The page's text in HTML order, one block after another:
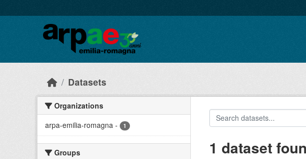
Datasets
Organizations
arpa-emilia-romagna - 1
Groups
1 dataset